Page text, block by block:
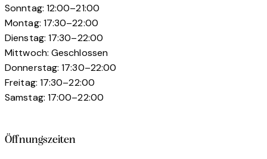
Sonntag: 12:00–21:00
Montag: 17:30–22:00
Dienstag: 17:30–22:00
Mittwoch: Geschlossen
Donnerstag: 17:30–22:00
Freitag: 17:30–22:00
Samstag: 17:00–22:00
Öffnungszeiten